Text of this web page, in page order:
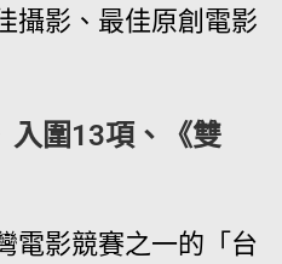
攝影、最佳原創電影
入圍13項、《雙
電影競賽之一的「台